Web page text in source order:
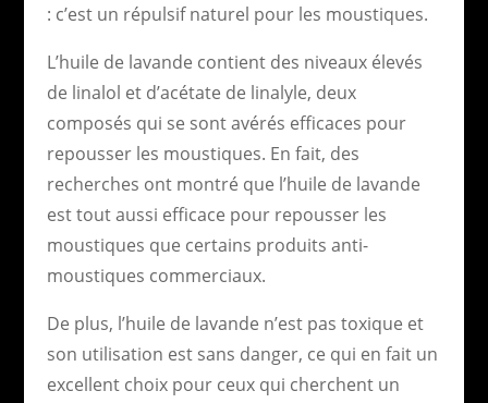
: c’est un répulsif naturel pour les moustiques.
L’huile de lavande contient des niveaux élevés
de linalol et d’acétate de linalyle, deux
composés qui se sont avérés efficaces pour
repousser les moustiques. En fait, des
recherches ont montré que l’huile de lavande
est tout aussi efficace pour repousser les
moustiques que certains produits anti-
moustiques commerciaux.
De plus, l’huile de lavande n’est pas toxique et
son utilisation est sans danger, ce qui en fait un
excellent choix pour ceux qui cherchent un